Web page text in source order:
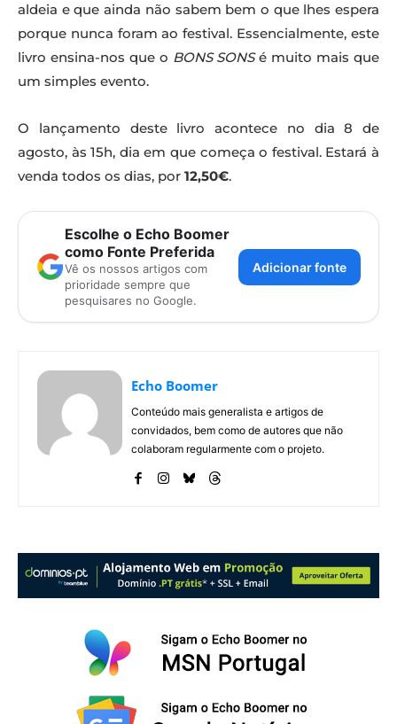
aldeia e que ainda não sabem bem o que lhes espera
porque nunca foram ao festival. Essencialmente, este
livro ensina-nos que o BONS SONSé muito mais que
um simples evento.
O lançamento deste livro acontece no dia 8 de
agosto, às 15h, dia em que começa o festival. Estará à
venda todos os dias, por 12,50€.
Escolhe o Echo Boomer
como Fonte Preferida
Vê os nossos artigos com
prioridade sempre que
pesquisares no Google.
Adicionar fonte
Echo Boomer
Conteúdo mais generalista e artigos de
convidados, bem como de autores que não
colaboram regularmente com o projeto.